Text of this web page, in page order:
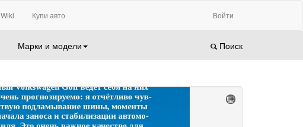
Wiki Купи авто Войти
Марки и модели Поиск